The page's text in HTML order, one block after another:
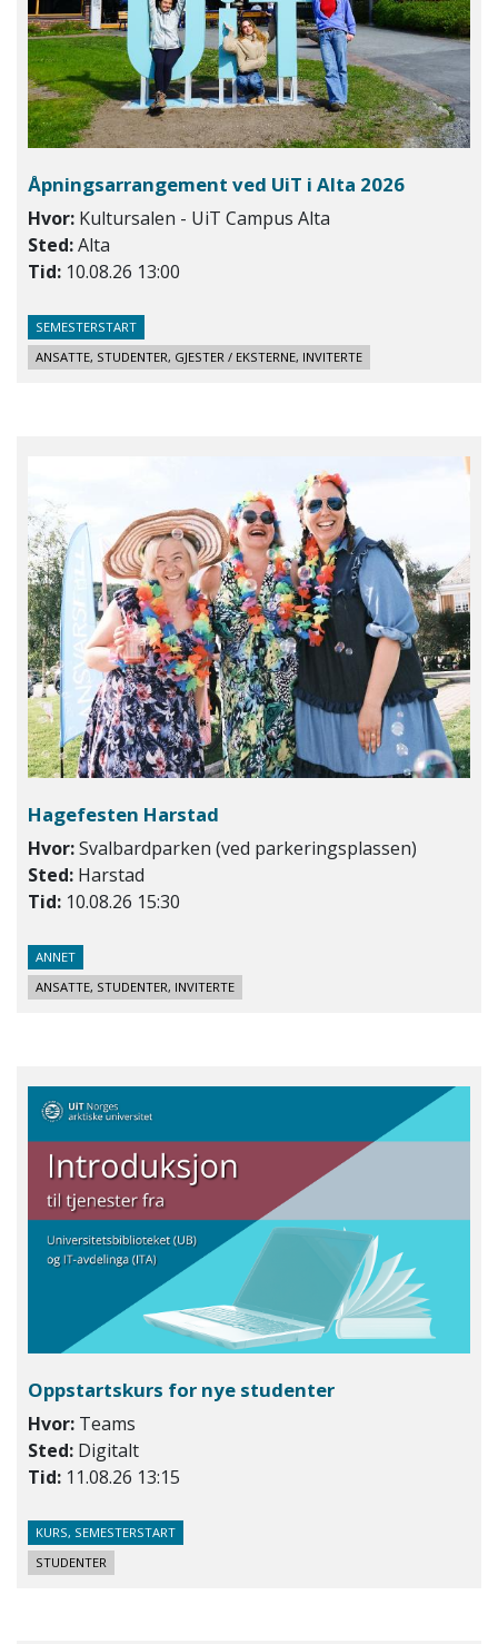
Åpningsarrangement ved UiT i Alta 2026
Hvor: Kultursalen - UiT Campus Alta
Sted:Alta
Tid: 10.08.26 13:00
SEMESTERSTART
ANSATTE, STUDENTER, GJESTER / EKSTERNE, INVITERTE
Hagefesten Harstad
Hvor:Svalbardparken (ved parkeringsplassen)
Sted: Harstad
Tid: 10.08.26 15:30
ANNET
ANSATTE, STUDENTER, INVITERTE
Oppstartskurs for nye studenter
Hvor: Teams
Sted: Digitalt
Tid: 11.08.26 13:15
KURS, SEMESTERSTART
STUDENTER